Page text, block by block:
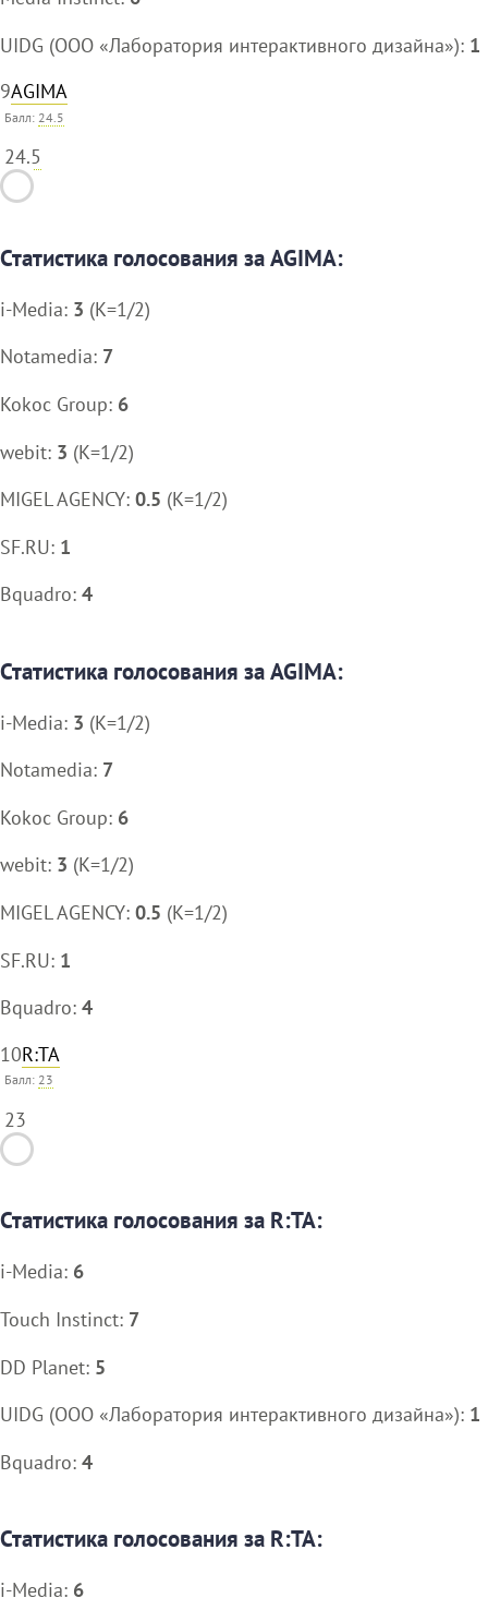
UIDG (ООО «Лаборатория интерактивного дизайна»): 1
9AGIMA
Балл: 24.5
24.5
Статистика голосования за AGIMA:
i-Media: 3 (K=1/2)
Notamedia: 7
Kokoc Group: 6
webit: 3 (K=1/2)
MIGEL AGENCY: 0.5 (K=1/2)
SF.RU: 1
Bquadro: 4
Статистика голосования за AGIMA:
i-Media: 3 (K=1/2)
Notamedia: 7
Kokoc Group: 6
webit: 3 (K=1/2)
MIGEL AGENCY: 0.5 (K=1/2)
SF.RU: 1
Bquadro: 4
10R:TA
Балл: 23
23
Статистика голосования за R:TA:
i-Media: 6
Touch Instinct: 7
DD Planet: 5
UIDG (ООО «Лаборатория интерактивного дизайна»): 1
Bquadro: 4
Статистика голосования за R:TA:
i-Media: 6